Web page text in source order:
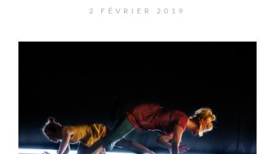
2 FÉVRIER 2019